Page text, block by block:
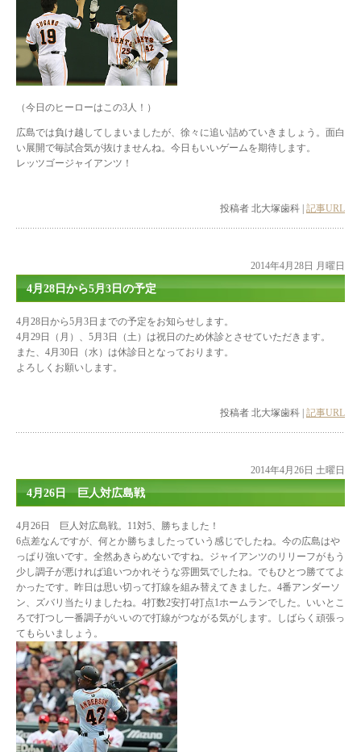
（今日のヒーローはこの3人！）
広島では負け越してしまいましたが、徐々に追い詰めていきましょう。面白
い展開で毎試合気が抜けませんね。今日もいいゲームを期待します。
レッツゴージャイアンツ！
投稿者 北大塚歯科 | 記事URL
2014年4月28日 月曜日
4月28日から5月3日の予定
4月28日から5月3日までの予定をお知らせします。
4月29日（月）、5月3日（土）は祝日のため休診とさせていただきます。
また、4月30日（水）は休診日となっております。
よろしくお願いします。
投稿者 北大塚歯科 | 記事URL
2014年4月26日 土曜日
4月26日 巨人対広島戦
4月26日 巨人対広島戦。11対5、勝ちました！
6点差なんですが、何とか勝ちましたっていう感じでしたね。今の広島はや
っぱり強いです。全然あきらめないですね。ジャイアンツのリリーフがもう
少し調子が悪ければ追いつかれそうな雰囲気でしたね。でもひとつ勝ててよ
かったです。昨日は思い切って打線を組み替えてきました。4番アンダーソ
ン、ズバリ当たりましたね。4打数2安打4打点1ホームランでした。いいとこ
ろで打つし一番調子がいいので打線がつながる気がします。しばらく頑張っ
てもらいましょう。